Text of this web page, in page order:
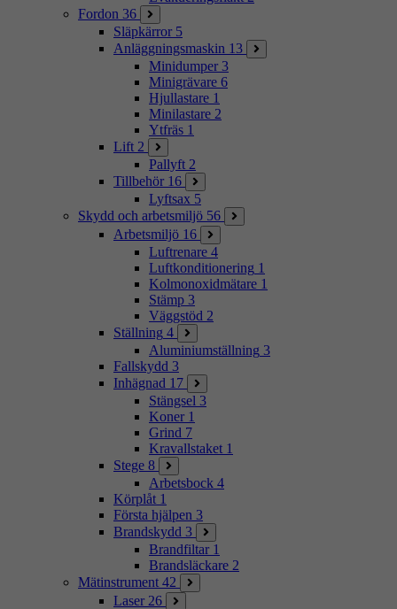
Fordon 36
Släpkärror 5
Anläggningsmaskin 13
Minidumper 3
Minigrävare 6
Hjullastare 1
Minilastare 2
Ytfräs 1
Lift 2
Pallyft 2
Tillbehör 16
Lyftsax 5
Skydd och arbetsmiljö 56
Arbetsmiljö 16
Luftrenare 4
Luftkonditionering 1
Kolmonoxidmätare 1
Stämp 3
Väggstöd 2
Ställning 4
Aluminiumställning 3
Fallskydd 3
Inhägnad 17
Stängsel 3
Koner 1
Grind 7
Kravallstaket 1
Stege 8
Arbetsbock 4
Körplåt 1
Första hjälpen 3
Brandskydd 3
Brandfiltar 1
Brandsläckare 2
Mätinstrument 42
Laser 26